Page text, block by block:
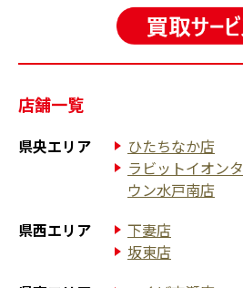
店舗一覧
県央エリア ひたちなか店
ラビットイオンタ
ウン水戸南店
県西エリア
下妻店
坂東店